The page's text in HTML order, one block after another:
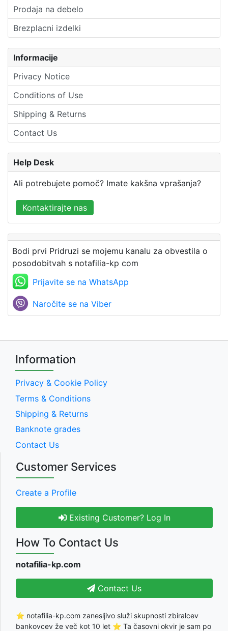
Prodaja na debelo
Brezplacni izdelki
Informacije
Privacy Notice
Conditions of Use
Shipping & Returns
Contact Us
Help Desk
Ali potrebujete pomoč? Imate kakšna vprašanja?
Kontaktirajte nas
Bodi prvi Pridruzi se mojemu kanalu za obvestila o
posodobitvah s notafilia-kp com
Prijavite se na WhatsApp
Naročite se na Viber
Information
Privacy & Cookie Policy
Terms & Conditions
Shipping & Returns
Banknote grades
Contact Us
Customer Services
Create a Profile
Existing Customer? Log In
How To Contact Us
notafilia-kp.com
Contact Us
⭐ notafilia-kp.com zanesljivo služi skupnosti zbiralcev
bankovcev že več kot 10 let ⭐ Ta časovni okvir je sam po